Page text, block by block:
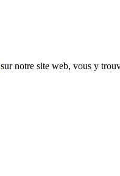
sur notre site web, vous y